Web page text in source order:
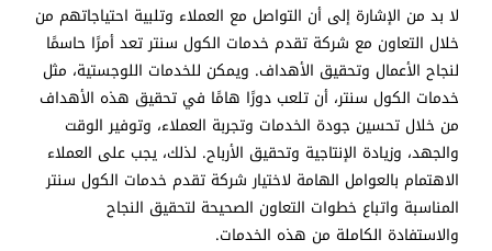
لا بد من الإشارة إلى أن التواصل مع العملاء وتلبية احتياجاتهم من
خلال التعاون مع شركة تقدم خدمات الكول سنتر تعد أمرًا حاسمًا
لنجاح الأعمال وتحقيق الأهداف. ويمكن للخدمات اللوجستية، مثل
خدمات الكول سنتر، أن تلعب دورًا هامًا في تحقيق هذه الأهداف
من خلال تحسين جودة الخدمات وتجربة العملاء، وتوفير الوقت
والجهد، وزيادة الإنتاجية وتحقيق الأرباح. لذلك، يجب على العملاء
الاهتمام بالعوامل الهامة لاختيار شركة تقدم خدمات الكول سنتر
المناسبة واتباع خطوات التعاون الصحيحة لتحقيق النجاح
والاستفادة الكاملة من هذه الخدمات.